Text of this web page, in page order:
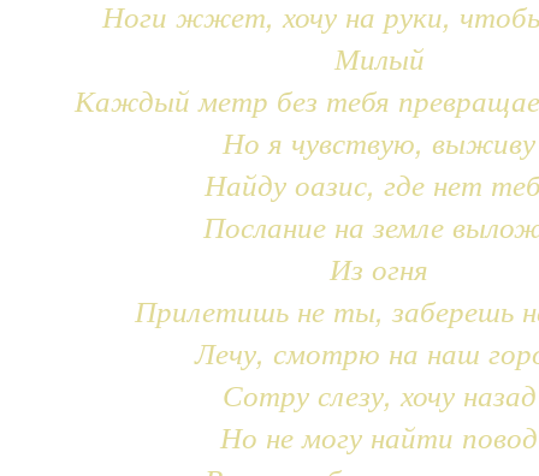
Ноги жжет, хочу на руки,
Милый
Каждый метр без тебя
Но я чувствую, выживу
Найду оазис, где нет
Послание на земле
Из огня
Прилетишь не ты, заберешь
Лечу, смотрю на наш
Сотру слезу, хочу назад
Но не могу найти повод